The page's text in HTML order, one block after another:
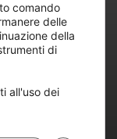
di “Project
– All
comando
delle
della
di
all'uso dei